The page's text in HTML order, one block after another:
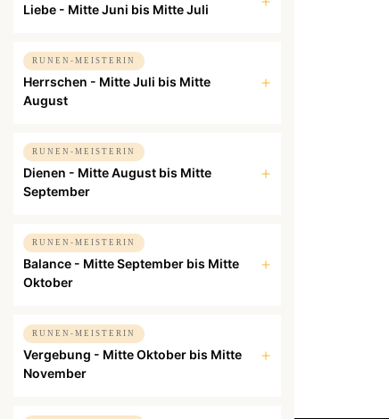
Liebe - Mitte Juni bis Mitte Juli
RUNEN-MEISTERIN
Herrschen - Mitte Juli bis Mitte
August
RUNEN-MEISTERIN
Dienen - Mitte August bis Mitte
September
RUNEN-MEISTERIN
Balance - Mitte September bis Mitte
Oktober
RUNEN-MEISTERIN
Vergebung - Mitte Oktober bis Mitte
November